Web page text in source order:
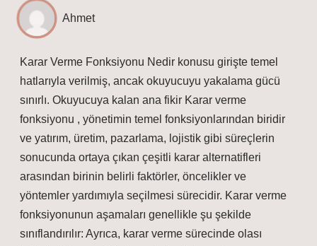
Ahmet
Karar Verme Fonksiyonu Nedir konusu girişte temel
hatlarıyla verilmiş, ancak okuyucuyu yakalama gücü
sınırlı. Okuyucuya kalan ana fikir Karar verme
fonksiyonu , yönetimin temel fonksiyonlarından biridir
ve yatırım, üretim, pazarlama, lojistik gibi süreçlerin
sonucunda ortaya çıkan çeşitli karar alternatifleri
arasından birinin belirli faktörler, öncelikler ve
yöntemler yardımıyla seçilmesi sürecidir. Karar verme
fonksiyonunun aşamaları genellikle şu şekilde
sınıflandırılır: Ayrıca, karar verme sürecinde olası